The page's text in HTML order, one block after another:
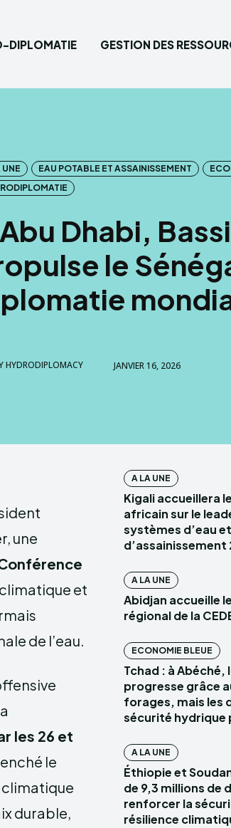
DIPLOMATIE GESTION DES
UNE EAU POTABLE ET ASSAINISSEMENT
Dhabi,
le
HYDRODIPLOMACY JANVIER 16, 2026
une
et
de l’eau.
les 26 et
le
durable,
A LA UNE
Kigali accueillera
africain sur le
systèmes d’eau et
d’assainissement
A LA UNE
Abidjan accueille
régional de la
ECONOMIE BLEUE
Tchad : à Abéché,
progresse grâce
forages, mais les
sécurité hydrique
A LA UNE
Éthiopie et
de 9,3 millions de
renforcer la
résilience